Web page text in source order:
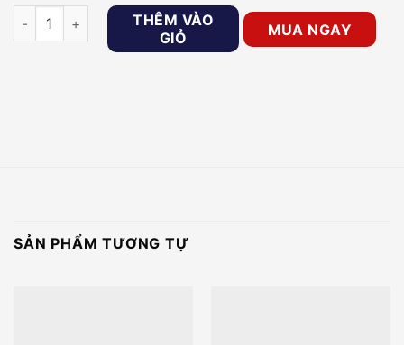
Camera HDCVI 2MP DAHUA DH-HAC-HDW1200EMP-A-S5
THÊM VÀO
GIỎ
MUA NGAY
SẢN PHẨM TƯƠNG TỰ